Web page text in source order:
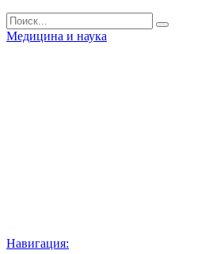
Медицина и наука
Навигация: